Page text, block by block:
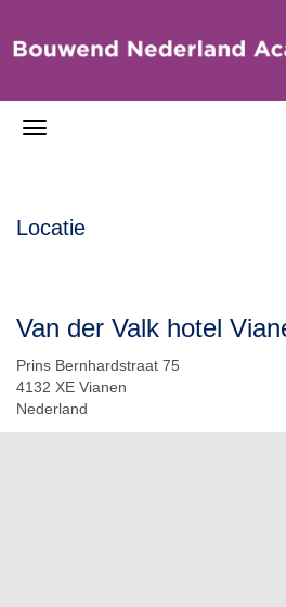
Locatie
Van der Valk hotel
Prins Bernhardstraat 75
4132 XE Vianen
Nederland